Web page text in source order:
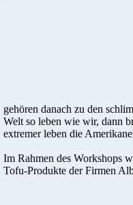
gehören danach zu den
Welt so leben wie wir, dann
extremer leben die
Im Rahmen des Workshops
Tofu-Produkte der Firmen